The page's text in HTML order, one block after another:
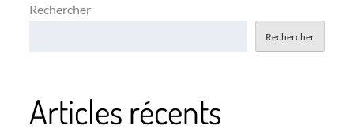
Rechercher
Rechercher
Articles récents